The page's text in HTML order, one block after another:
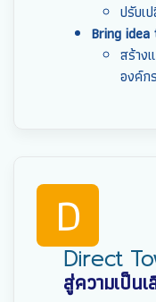
ปรับเ
Bring
สร้าง
องค์ก
D
Direct
สู่ความเป็น